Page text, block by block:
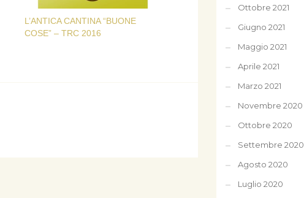
L’ANTICA CANTINA “BUONE
COSE” – TRC 2016
Ottobre 2021
Giugno 2021
Maggio 2021
Aprile 2021
Marzo 2021
Novembre 2020
Ottobre 2020
Settembre 2020
Agosto 2020
Luglio 2020